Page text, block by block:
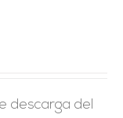
descarga del